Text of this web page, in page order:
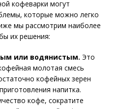
кофеварки могут
которые можно легко
мы рассмотрим наиболее
их решения:
или водянистым. Это
молотая смесь
кофейных зерен
напитка.
кофе, сократите